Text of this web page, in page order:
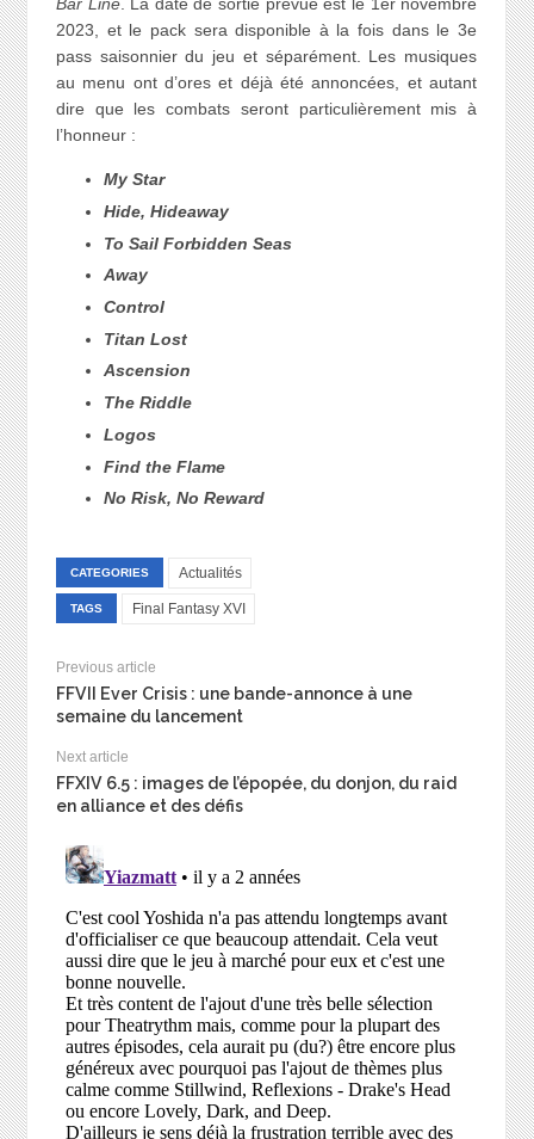
Bar Line. La date de sortie prévue est le 1er novembre
2023, et le pack sera disponible à la fois dans le 3e
pass saisonnier du jeu et séparément. Les musiques
au menu ont d’ores et déjà été annoncées, et autant
dire que les combats seront particulièrement mis à
l’honneur :
My Star
Hide, Hideaway
To Sail Forbidden Seas
Away
Control
Titan Lost
Ascension
The Riddle
Logos
Find the Flame
No Risk, No Reward
CATEGORIES Actualités
TAGS Final Fantasy XVI
Previous article
FFVII Ever Crisis : une bande-annonce à une
semaine du lancement
Next article
FFXIV 6.5 : images de l’épopée, du donjon, du raid
en alliance et des défis